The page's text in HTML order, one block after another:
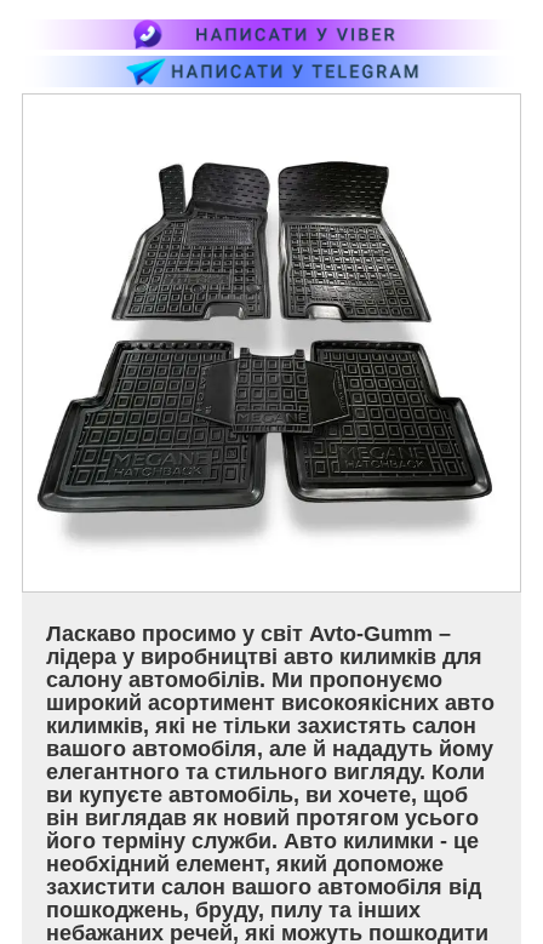
Ласкаво просимо у світ Avto-Gumm –
лідера у виробництві авто килимків для
салону автомобілів. Ми пропонуємо
широкий асортимент високоякісних авто
килимків, які не тільки захистять салон
вашого автомобіля, але й нададуть йому
елегантного та стильного вигляду. Коли
ви купуєте автомобіль, ви хочете, щоб
він виглядав як новий протягом усього
його терміну служби. Авто килимки - це
необхідний елемент, який допоможе
захистити салон вашого автомобіля від
пошкоджень, бруду, пилу та інших
небажаних речей, які можуть пошкодити